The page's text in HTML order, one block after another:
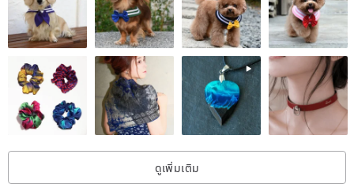
ดูเพิ่มเติม